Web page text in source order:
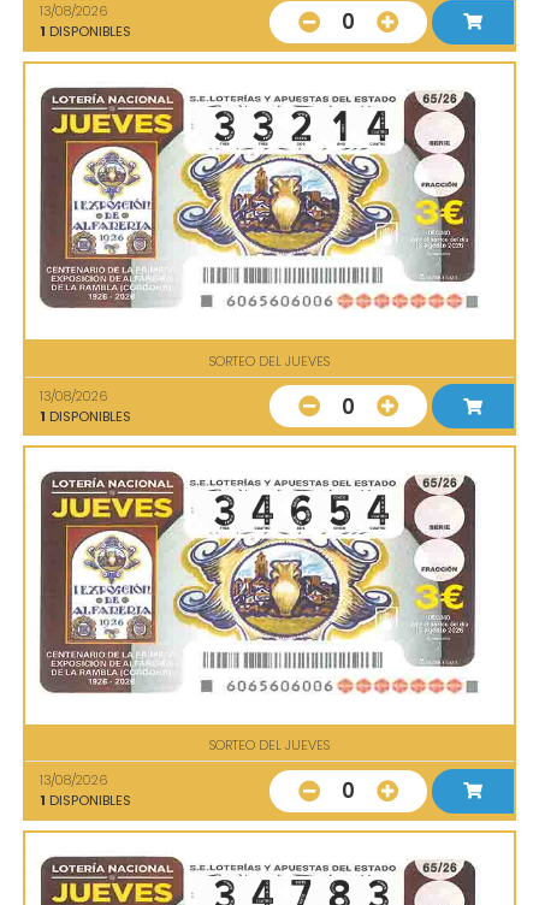
13/08/2026
1 DISPONIBLES 0
SORTEO DEL JUEVES
13/08/2026
1 DISPONIBLES 0
SORTEO DEL JUEVES
13/08/2026
1 DISPONIBLES 0